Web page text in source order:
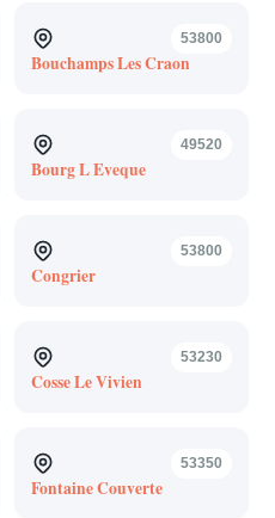
53800
Bouchamps Les Craon
49520
Bourg L Eveque
53800
Congrier
53230
Cosse Le Vivien
53350
Fontaine Couverte